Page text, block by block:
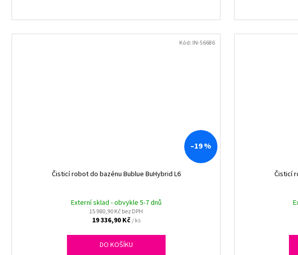
–19 %
Čisticí robot do bazénu Bublue BuHybrid L6
Externí sklad - obvykle 5-7 dnů
15 980,90 Kč bez DPH
19 336,90 Kč/ ks
DO KOŠÍKU
Kód: IN-56686
Čisticí